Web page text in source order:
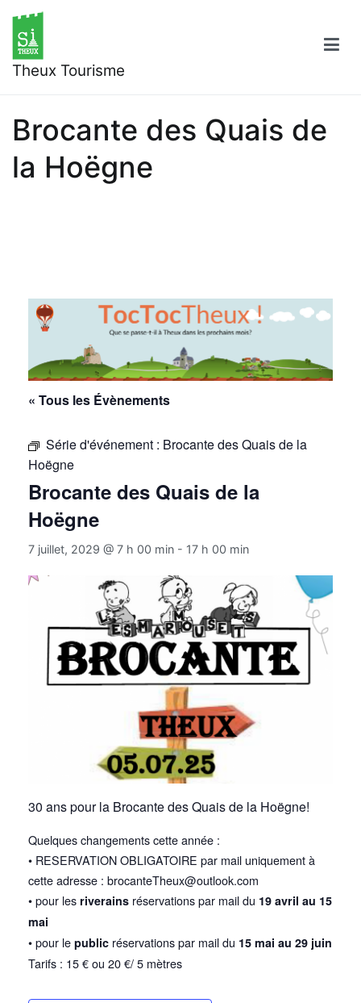
contenu
Theux Tourisme
Brocante des Quais de
la Hoëgne
« Tous les Évènements
Série d'événement : Brocante des Quais de la
Hoëgne
Brocante des Quais de la
Hoëgne
7 juillet, 2029 @ 7 h 00 min - 17 h 00 min
30 ans pour la Brocante des Quais de la Hoëgne!
Quelques changements cette année :
• RESERVATION OBLIGATOIRE par mail uniquement à
cette adresse : brocanteTheux@outlook.com
• pour les riverains réservations par mail du 19 avril au 15
mai
• pour le public réservations par mail du 15 mai au 29 juin
Tarifs : 15 € ou 20 €/ 5 mètres